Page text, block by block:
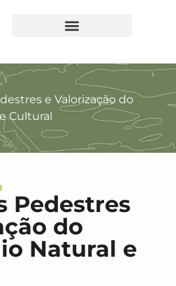
e Valorização do
Cultural
Pedestres
do
Natural e